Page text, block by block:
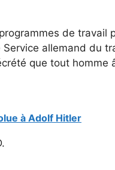
de travail
Service allemand du
que tout homme
à Adolf Hitler